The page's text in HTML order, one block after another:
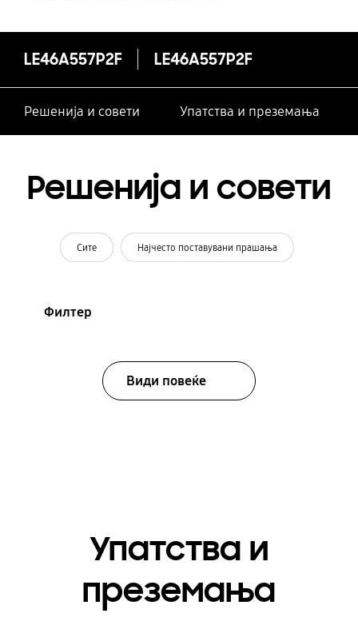
LE46A557P2F LE46A557P2F
Решенија и совети Упатства и преземања
Решенија и совети
Сите Најчесто поставувани прашања
Филтер
Види повеќе
Упатства и
преземања